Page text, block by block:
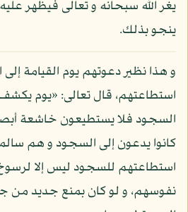
يغر الله سبحانه و تعالى فيظهر
ينجو بذلك.
و هذا نظير دعوتهم يوم القيامة
استطاعتهم، قال تعالى: «يوم
السجود فلا يستطيعون خاشعة
استطاعتهم للسجود ليس إلا لرسوخ
نفوسهم، و لو كان بمنع جديد من